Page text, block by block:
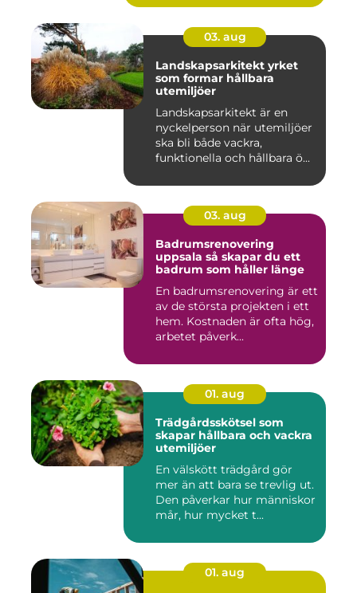
03. aug
Landskapsarkitekt yrket
som formar hållbara
utemiljöer
Landskapsarkitekt är en
nyckelperson när utemiljöer
ska bli både vackra,
funktionella och hållbara ö...
03. aug
Badrumsrenovering
uppsala så skapar du ett
badrum som håller länge
En badrumsrenovering är ett
av de största projekten i ett
hem. Kostnaden är ofta hög,
arbetet påverk...
01. aug
Trädgårdsskötsel som
skapar hållbara och vackra
utemiljöer
En välskött trädgård gör
mer än att bara se trevlig ut.
Den påverkar hur människor
mår, hur mycket t...
01. aug